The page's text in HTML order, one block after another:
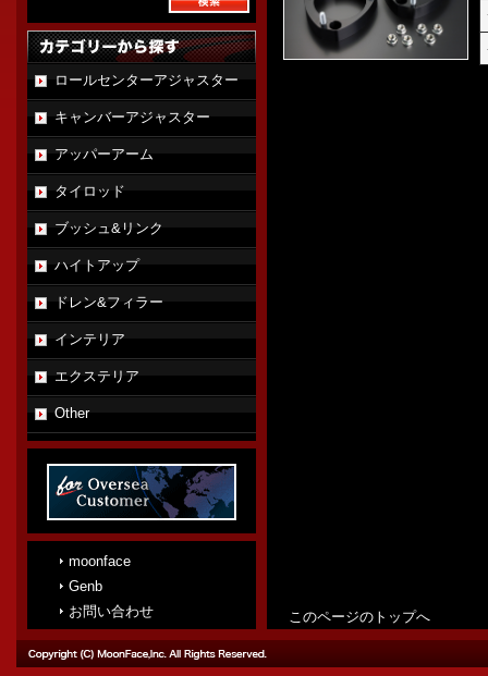
ロールセンターアジャスター
キャンバーアジャスター
アッパーアーム
タイロッド
ブッシュ&リンク
ハイトアップ
ドレン&フィラー
インテリア
エクステリア
Other
moonface
Genb
お問い合わせ
このページのトップへ